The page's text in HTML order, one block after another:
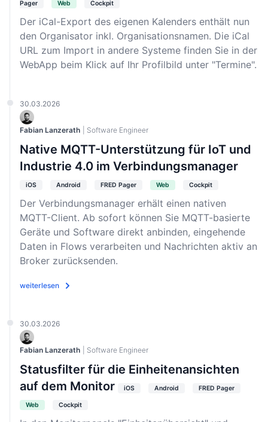
Pager Web Cockpit
Der iCal-Export des eigenen Kalenders enthält nun
den Organisator inkl. Organisationsnamen. Die iCal
URL zum Import in andere Systeme finden Sie in der
WebApp beim Klick auf Ihr Profilbild unter "Termine".
30.03.2026
Fabian Lanzerath | Software Engineer
Native MQTT-Unterstützung für IoT und
Industrie 4.0 im Verbindungsmanager
iOS Android FRED Pager Web Cockpit
Der Verbindungsmanager erhält einen nativen
MQTT-Client. Ab sofort können Sie MQTT-basierte
Geräte und Software direkt anbinden, eingehende
Daten in Flows verarbeiten und Nachrichten aktiv an
Broker zurücksenden.
weiterlesen
30.03.2026
Fabian Lanzerath | Software Engineer
Statusfilter für die Einheitenansichten
auf dem Monitor
iOS Android FRED Pager
Web Cockpit